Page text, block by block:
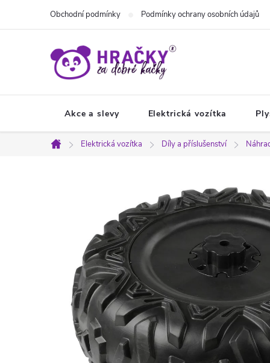
Obchodní podmínky Podmínky ochrany osobních údajů
Akce a slevy Elektrická vozítka
Domů
Elektrická vozítka Díly a příslušenství